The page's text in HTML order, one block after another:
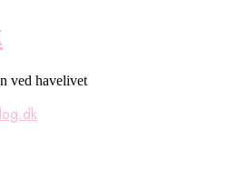
ved havelivet